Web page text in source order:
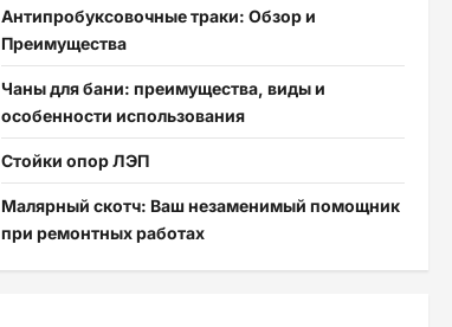
Антипробуксовочные траки: Обзор и
Преимущества
Чаны для бани: преимущества, виды и
особенности использования
Стойки опор ЛЭП
Малярный скотч: Ваш незаменимый помощник
при ремонтных работах